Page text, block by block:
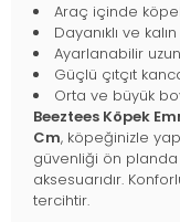
Araç içinde
Dayanıklı ve
Ayarlanabilir
Güçlü çıtçıt
Orta ve büyük
Beeztees Köpek
Cm, köpeğinizle
güvenliği ön
aksesuarıdır.
tercihtir.